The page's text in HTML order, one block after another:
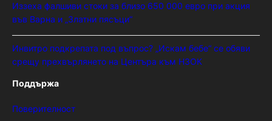
Иззеха фалшиви стоки за близо 650 000 евро при акция
във Варна и „Златни пясъци“
Инвитро подкрепата под въпрос? „Искам бебе“ се обяви
срещу прехвърлянето на Центъра към НЗОК
Поддържа
Поверителност